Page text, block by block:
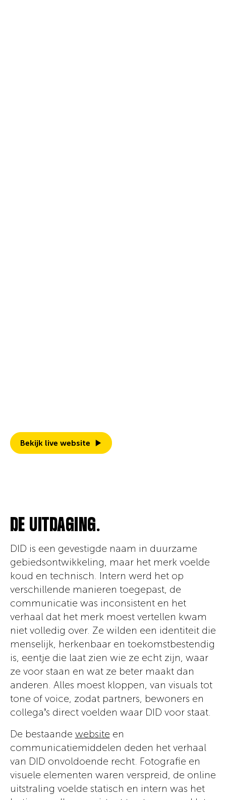
Bekijk live website
DE UITDAGING.
DID is een gevestigde naam in duurzame
gebiedsontwikkeling, maar het merk voelde
koud en technisch. Intern werd het op
verschillende manieren toegepast, de
communicatie was inconsistent en het
verhaal dat het merk moest vertellen kwam
niet volledig over. Ze wilden een identiteit die
menselijk, herkenbaar en toekomstbestendig
is, eentje die laat zien wie ze echt zijn, waar
ze voor staan en wat ze beter maakt dan
anderen. Alles moest kloppen, van visuals tot
tone of voice, zodat partners, bewoners en
collega’s direct voelden waar DID voor staat.
De bestaande website en
communicatiemiddelen deden het verhaal
van DID onvoldoende recht. Fotografie en
visuele elementen waren verspreid, de online
uitstraling voelde statisch en intern was het